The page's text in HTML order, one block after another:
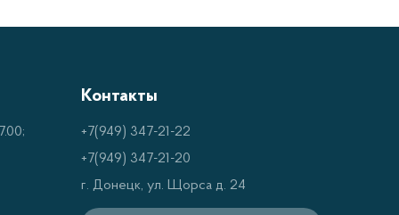
Контакты
+7(949) 347-21-22
+7(949) 347-21-20
г. Донецк, ул. Щорса д. 24